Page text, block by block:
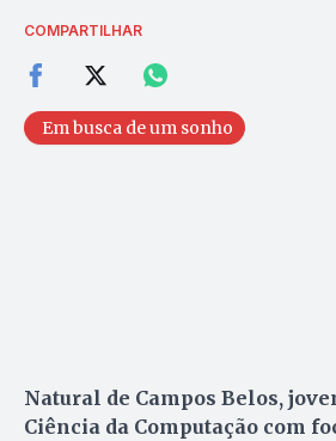
COMPARTILHAR
Em busca de um sonho
Natural de Campos Belos,
Ciência da Computação com